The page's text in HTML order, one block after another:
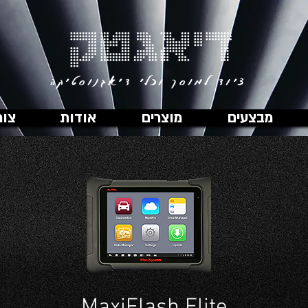
ציוד למוסך וכלי דיאגנוסטיקה
דיאגטק
מבצעים מוצרים אודות